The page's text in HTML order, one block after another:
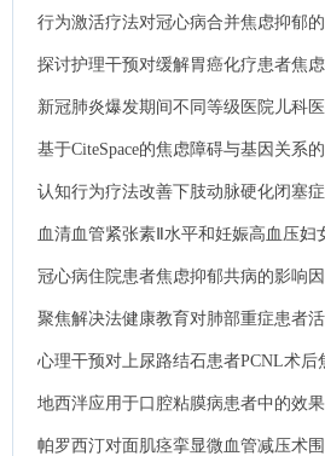
的影响分析.
行为激活疗法对冠心病合并焦虑抑郁
探讨护理干预对缓解胃癌化疗患者焦
效果.
新冠肺炎爆发期间不同等级医院儿科
较分析.
基于CiteSpace的焦虑障碍与基因关系
认知行为疗法改善下肢动脉硬化闭塞
效果.
血清血管紧张素Ⅱ水平和妊娠高血压妇
冠心病住院患者焦虑抑郁共病的影响
聚焦解决法健康教育对肺部重症患者
心理干预对上尿路结石患者PCNL术
影响.
地西泮应用于口腔粘膜病患者中的效
帕罗西汀对面肌痉挛显微血管减压术